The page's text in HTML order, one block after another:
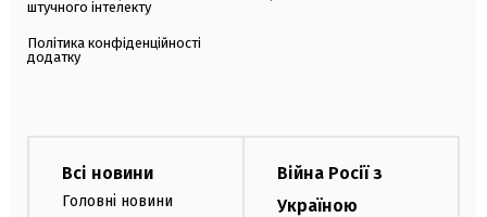
штучного інтелекту
Політика конфіденційності
додатку
Всі новини
Головні новини
Війна Росії з
Україною